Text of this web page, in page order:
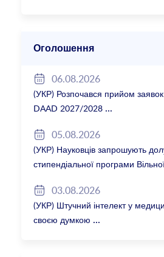
Оголошення
06.08.2026
(УКР) Розпочався прийом заявок
DAAD 2027/2028
05.08.2026
(УКР) Науковців запрошують
стипендіальної програми
03.08.2026
(УКР) Штучний інтелект у
своєю думкою